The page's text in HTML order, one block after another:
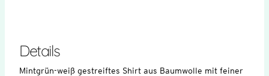
Details
Mintgrün-weiß gestreiftes Shirt aus Baumwolle mit feiner